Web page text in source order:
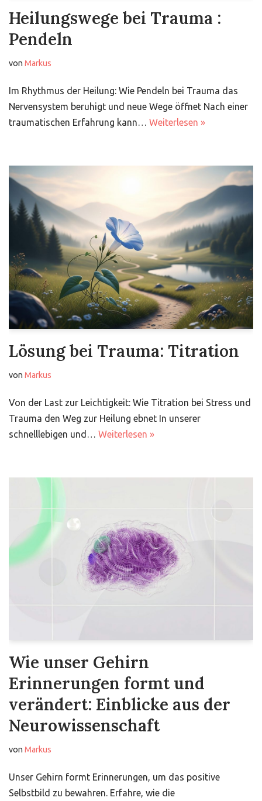
Heilungswege bei Trauma :
Pendeln
von Markus
Im Rhythmus der Heilung: Wie Pendeln bei Trauma das
Nervensystem beruhigt und neue Wege öffnet Nach einer
traumatischen Erfahrung kann… Weiterlesen »
Lösung bei Trauma: Titration
von Markus
Von der Last zur Leichtigkeit: Wie Titration bei Stress und
Trauma den Weg zur Heilung ebnet In unserer
schnelllebigen und… Weiterlesen »
Wie unser Gehirn
Erinnerungen formt und
verändert: Einblicke aus der
Neurowissenschaft
von Markus
Unser Gehirn formt Erinnerungen, um das positive
Selbstbild zu bewahren. Erfahre, wie die